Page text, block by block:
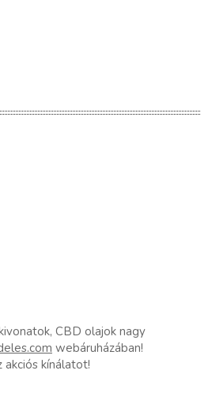
CBD olajok nagy
webáruházában!
akciós kínálatot!